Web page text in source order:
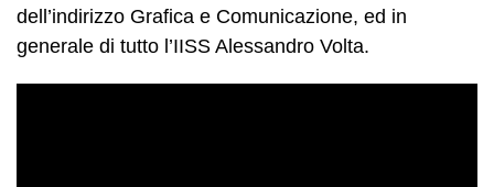
dell’indirizzo Grafica e Comunicazione, ed in
generale di tutto l’IISS Alessandro Volta.